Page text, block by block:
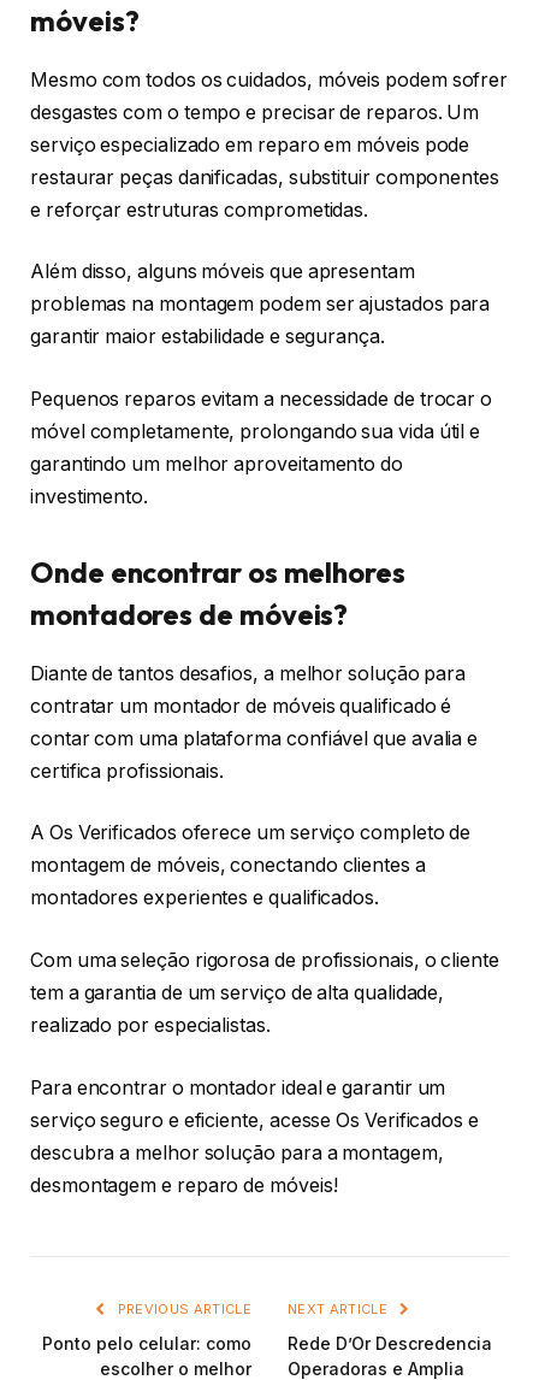
móveis?
Mesmo com todos os cuidados, móveis podem sofrer
desgastes com o tempo e precisar de reparos. Um
serviço especializado em reparo em móveis pode
restaurar peças danificadas, substituir componentes
e reforçar estruturas comprometidas.
Além disso, alguns móveis que apresentam
problemas na montagem podem ser ajustados para
garantir maior estabilidade e segurança.
Pequenos reparos evitam a necessidade de trocar o
móvel completamente, prolongando sua vida útil e
garantindo um melhor aproveitamento do
investimento.
Onde encontrar os melhores
montadores de móveis?
Diante de tantos desafios, a melhor solução para
contratar um montador de móveis qualificado é
contar com uma plataforma confiável que avalia e
certifica profissionais.
A Os Verificados oferece um serviço completo de
montagem de móveis, conectando clientes a
montadores experientes e qualificados.
Com uma seleção rigorosa de profissionais, o cliente
tem a garantia de um serviço de alta qualidade,
realizado por especialistas.
Para encontrar o montador ideal e garantir um
serviço seguro e eficiente, acesse Os Verificados e
descubra a melhor solução para a montagem,
desmontagem e reparo de móveis!
PREVIOUS ARTICLE
Ponto pelo celular: como
escolher o melhor
NEXT ARTICLE
Rede D’Or Descredencia
Operadoras e Amplia